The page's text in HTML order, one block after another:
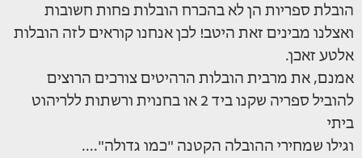
הובלת ספריות הן לא בהכרח הובלות פחות חשובות
ואצלנו מבינים זאת היטב! לכן אנחנו קוראים לזה הובלות
אלטע זאכן.
אמנם, את מרבית הובלות הרהיטים צורכים הרוצים
להוביל ספריה שקנו ביד 2 או בחנוית ורשתות ללריהוט
ביתי
וגילו שמחירי ההובלה הקטנה "כמו גדולה"....